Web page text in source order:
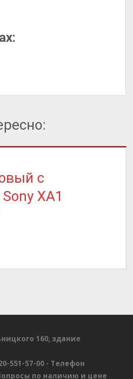
с
XA1
160, здание
551-57-00 - Телефон
по наличию и цене